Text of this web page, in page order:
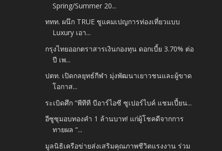
Spring/Summer 20...
ททท. ผนึก TRUE ชูแคมเปญการท่องเที่ยวแบบ
Luxury เอา...
กรุงไทยออกตราสารเงินกองทุน ดอกเบี้ย 3.70% ต่อ
ปี เพ...
ปตท. เปิดกลยุทธ์กีฬา มุ่งพัฒนาเยาวชนและผู้ขาด
โอกาส...
ระเบิดศึก “พีทีที บีอาร์ไอซี ซูเปอร์ไบค์ แชมเปี้ยน...
อีซูซุมอบทองคำ 1 ล้านบาท! แก่ผู้โชคดีจากการ
ทายผล “...
มูลนิธิเครือข่ายส่งเสริมคุณภาพชีวิตแรงงาน ร่วม